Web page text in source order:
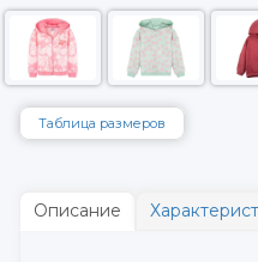
Таблица размеров
Описание